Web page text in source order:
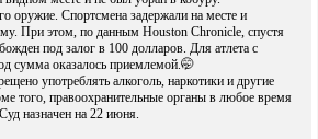
оружие. Спортсмена задержали на месте и
При этом, по данным Houston Chronicle, спустя
под залог в 100 долларов. Для атлета с
сумма оказалось приемлемой.🤭
употреблять алкоголь, наркотики и другие
того, правоохранительные органы в любое время
назначен на 22 июня.